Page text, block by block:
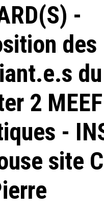
-
des
du
2
-
site